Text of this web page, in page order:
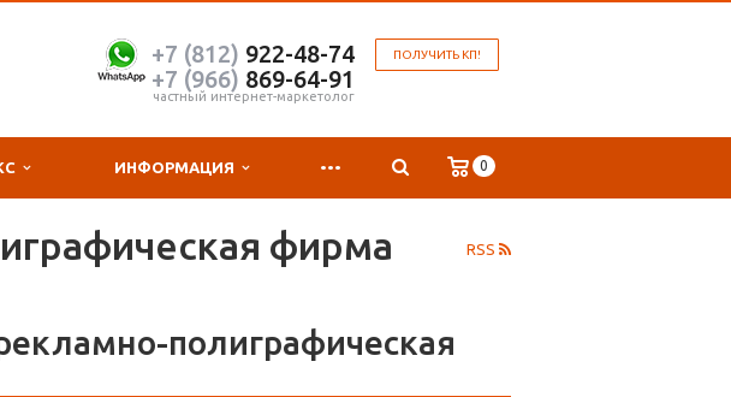
ПОЛУЧИТЬ КП!
+7 (812) 922-48-74
+7 (966) 869-64-91
частный интернет-маркетолог
ИНФОРМАЦИЯ ... 0
RSS
фирма
полиграфическая